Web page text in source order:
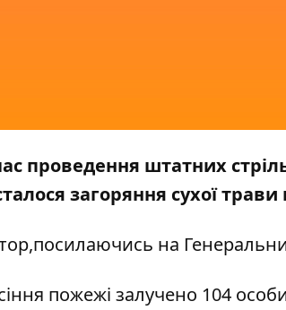
проведення штатних
загоряння сухої трави
посилаючись на
пожежі залучено 104